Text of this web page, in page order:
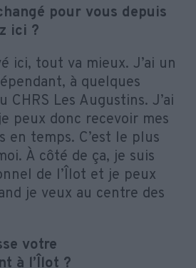
pour vous depuis
ici ?
ici, tout va mieux. J’ai un
à quelques
CHRS Les Augustins. J’ai
peux donc recevoir mes
en temps. C’est le plus
À côté de ça, je suis
de l’Îlot et je peux
je veux au centre des
votre
à l’Îlot ?